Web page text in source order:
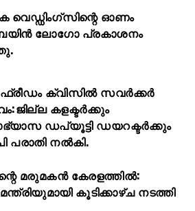
വെഡ്ഡിംഗ്സിന്റെ ഓണം
ലോഗോ പ്രകാശനം
ക്വിസില്‍ സവര്‍ക്കര്‍
കളക്ടര്‍ക്കും
ഡപ്യൂട്ടി ഡയറക്ടര്‍ക്കും
പരാതി നല്‍കി.
മരുമകൻ കേരളത്തിൽ:
കൂടിക്കാഴ്ച നടത്തി